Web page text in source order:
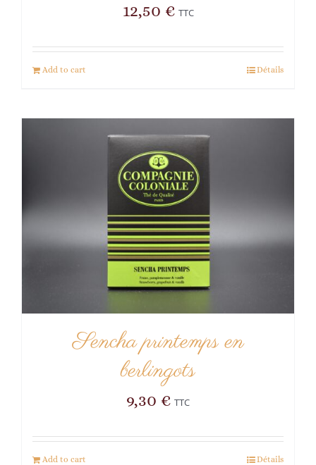
12,50 € TTC
Add to cart Détails
Sencha printemps en
berlingots
9,30 € TTC
Add to cart Détails